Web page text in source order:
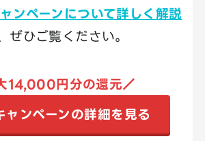
ンペーンについて詳しく解説
ぜひご覧ください。
14,000円分の還元／
ャンペーンの詳細を見る